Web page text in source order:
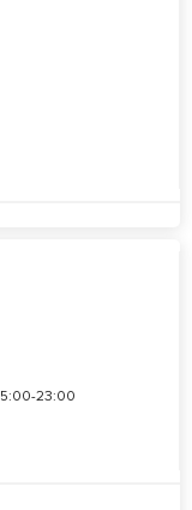
23:00